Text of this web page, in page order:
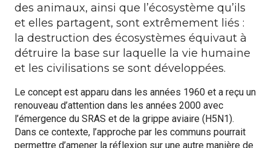
des animaux, ainsi que l’écosystème qu’ils
et elles partagent, sont extrêmement liés :
la destruction des écosystèmes équivaut à
détruire la base sur laquelle la vie humaine
et les civilisations se sont développées.
Le concept est apparu dans les années 1960 et a reçu un
renouveau d’attention dans les années 2000 avec
l’émergence du SRAS et de la grippe aviaire (H5N1).
Dans ce contexte, l’approche par les communs pourrait
permettre d’amener la réflexion sur une autre manière de